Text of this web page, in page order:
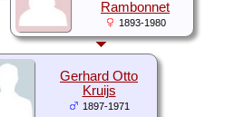
Rambonnet
1893-1980
Gerhard Otto
Kruijs
1897-1971